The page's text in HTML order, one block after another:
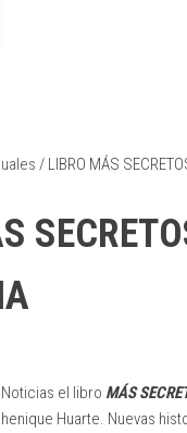
/ LIBRO MÁS
el libro MÁS
Huarte. Nuevas